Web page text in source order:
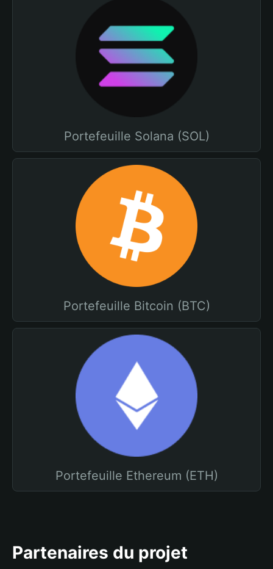
Portefeuille Solana (SOL)
Portefeuille Bitcoin (BTC)
Portefeuille Ethereum (ETH)
Partenaires du projet